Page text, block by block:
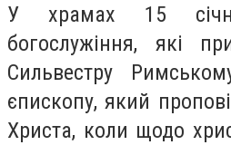
У храмах 15
богослужіння, які
Сильвестру
єпископу, який
Христа, коли щодо